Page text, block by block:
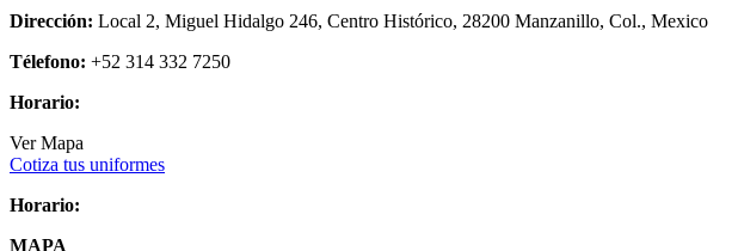
Dirección: Local 2, Miguel Hidalgo 246, Centro Histórico, 28200 Manzanillo, Col., Mexico
Télefono: +52 314 332 7250
Horario:
Ver Mapa
Cotiza tus uniformes
Horario:
MAPA